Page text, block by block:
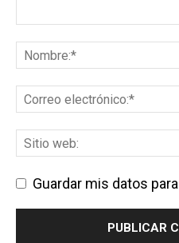
Guardar mis datos